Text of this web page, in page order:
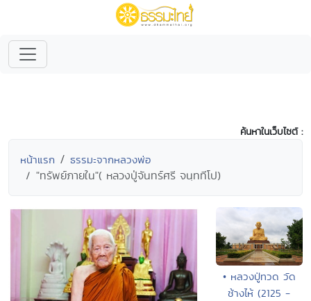
ค้นหาในเว็บไซต์ :
หน้าแรก ธรรมะจากหลวงพ่อ
"ทรัพย์ภายใน"( หลวงปู่จันทร์ศรี จนฺททีโป)
• หลวงปู่ทวด วัด
ช้างไห้ (2125 -